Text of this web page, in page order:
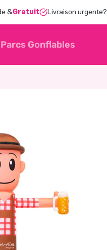
&Gratuit Livraison urgente?
Gonflables